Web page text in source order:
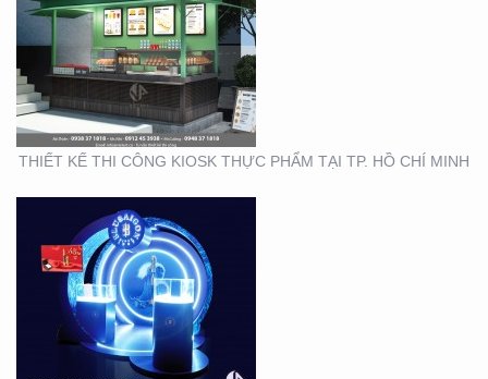
THIẾT KẾ THI CÔNG KIOSK THỰC PHẨM TẠI TP. HỒ CHÍ MINH
THIẾT KẾ THI CÔNG
GIAN HÀNG BLU SÀI
GÒN
THIẾT KẾ NHẬN DIỆN
THƯƠNG HIỆU MINH
THƯ ORCHIDS
BOUTIQUE VIETNAM